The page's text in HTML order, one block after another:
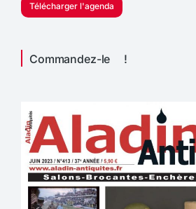
Télécharger l'agenda
Commandez-le !